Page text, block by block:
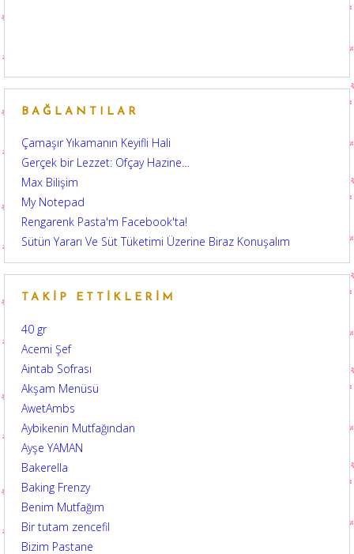
BAĞLANTILAR
Çamaşır Yıkamanın Keyifli Hali
Gerçek bir Lezzet: Ofçay Hazine…
Max Bilişim
My Notepad
Rengarenk Pasta'm Facebook'ta!
Sütün Yararı Ve Süt Tüketimi Üzerine Biraz Konuşalım
TAKIP ETTIKLERIM
40 gr
Acemi Şef
Aintab Sofrası
Akşam Menüsü
AwetAmbs
Aybikenin Mutfağından
Ayşe YAMAN
Bakerella
Baking Frenzy
Benim Mutfağım
Bir tutam zencefil
Bizim Pastane